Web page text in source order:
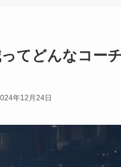
てどんなコー
年12月24日